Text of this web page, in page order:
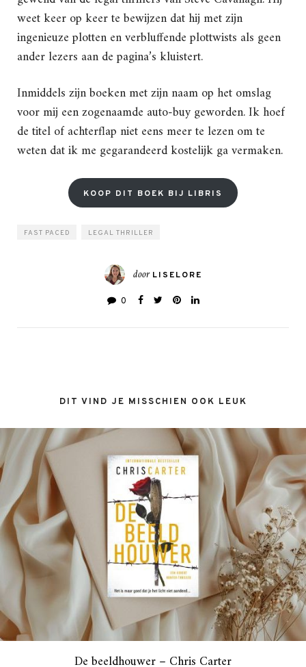
weet keer op keer te bewijzen dat hij met zijn
ingenieuze plotten en verbluffende plottwists als geen
ander lezers aan de pagina’s kluistert.
Inmiddels zijn boeken met zijn naam op het omslag
voor mij een zogenaamde auto-buy geworden. Ik hoef
de titel of achterflap niet eens meer te lezen om te
weten dat ik me gegarandeerd kostelijk ga vermaken.
KOOP DIT BOEK BIJ LIBRIS
FAST PACED LEGAL THRILLER
door LISELORE
0
DIT VIND JE MISSCHIEN OOK LEUK
De beeldhouwer – Chris Carter